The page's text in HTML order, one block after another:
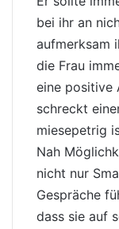
bei ihr an
aufmerksam
die Frau
eine positive
schreckt
miesepetrig
Nah
nicht nur
Gespräche
dass sie auf